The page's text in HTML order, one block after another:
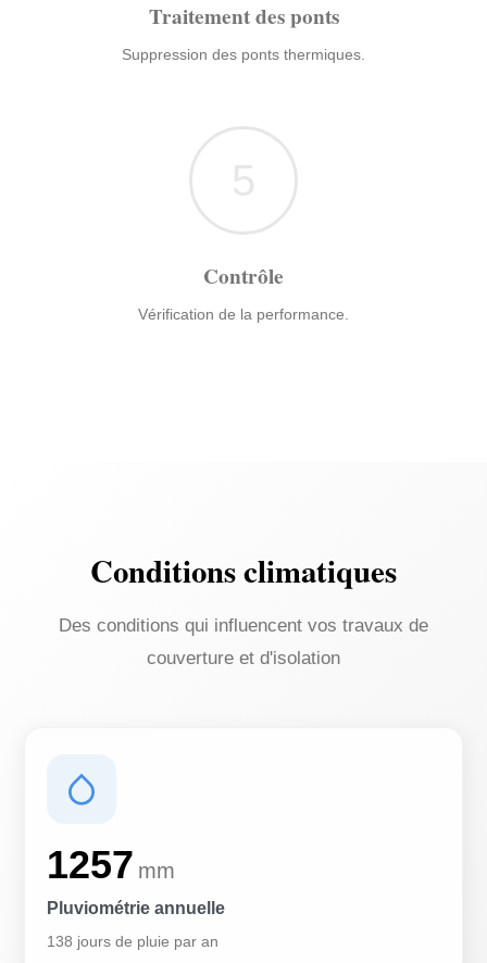
Traitement des ponts
Suppression des ponts thermiques.
5
Contrôle
Vérification de la performance.
Conditions climatiques
Des conditions qui influencent vos travaux de
couverture et d'isolation
1257 mm
Pluviométrie annuelle
138 jours de pluie par an